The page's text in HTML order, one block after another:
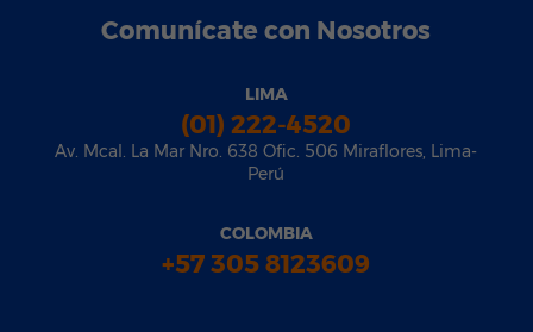
Comunícate con Nosotros
LIMA
(01) 222-4520
Av. Mcal. La Mar Nro. 638 Ofic. 506 Miraflores, Lima-
Perú
COLOMBIA
+57 305 8123609